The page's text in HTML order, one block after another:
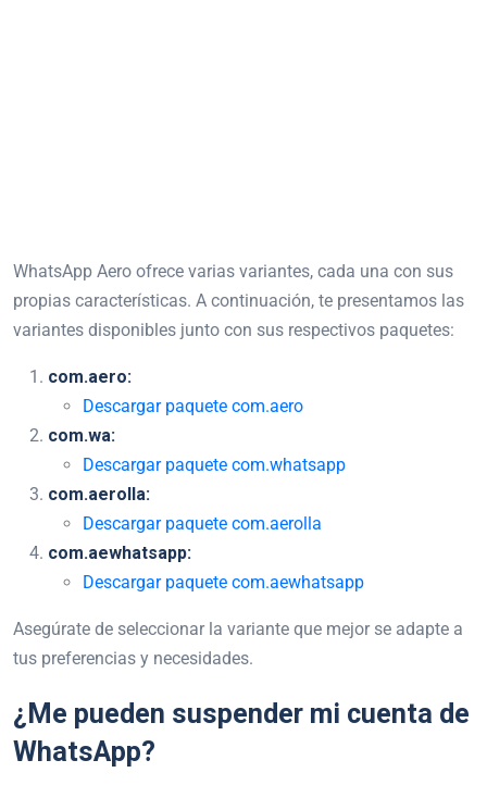
WhatsApp Aero ofrece varias variantes, cada una con sus
propias características. A continuación, te presentamos las
variantes disponibles junto con sus respectivos paquetes:
com.aero:
Descargar paquete com.aero
com.wa:
Descargar paquete com.whatsapp
com.aerolla:
Descargar paquete com.aerolla
com.aewhatsapp:
Descargar paquete com.aewhatsapp
Asegúrate de seleccionar la variante que mejor se adapte a
tus preferencias y necesidades.
¿Me pueden suspender mi cuenta de
WhatsApp?